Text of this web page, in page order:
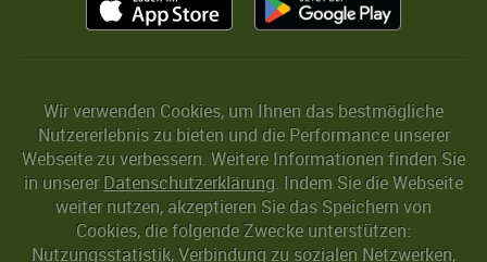
Wir verwenden Cookies, um Ihnen das bestmögliche
Nutzererlebnis zu bieten und die Performance unserer
Webseite zu verbessern. Weitere Informationen finden Sie
in unserer Datenschutzerklärung. Indem Sie die Webseite
weiter nutzen, akzeptieren Sie das Speichern von
Cookies, die folgende Zwecke unterstützen:
Nutzungsstatistik, Verbindung zu sozialen Netzwerken,